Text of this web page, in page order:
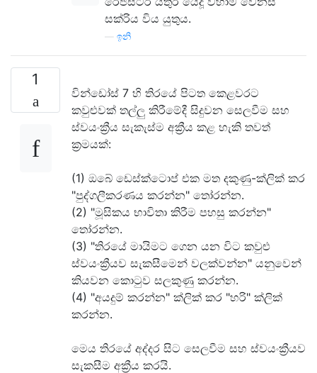
සක්රිය විය යුතුය.
ඉනි
1
වින්ඩෝස් 7 හි තිරයේ පිටත කෙළවරට
කවුළුවක් තල්ලු කිරීමේදී සිදුවන සෙලවීම සහ
ස්වයංක්‍රීය සැකැස්ම අක්‍රීය කළ හැකි තවත්
ක්‍රමයක්:
(1) ඔබේ ඩෙස්ක්ටොප් එක මත දකුණු-ක්ලික් කර
"පුද්ගලීකරණය කරන්න" තෝරන්න.
(2) "මූසිකය භාවිතා කිරීම පහසු කරන්න"
තෝරන්න.
(3) "තිරයේ මායිමට ගෙන යන විට කවුළු
ස්වයංක්‍රීයව සැකසීමෙන් වලක්වන්න" යනුවෙන්
කියවන කොටුව සලකුණු කරන්න.
(4) "අයදුම් කරන්න" ක්ලික් කර "හරි" ක්ලික්
කරන්න.
මෙය තිරයේ අද්දර සිට සෙලවීම සහ ස්වයංක්‍රීයව
සැකසීම අක්‍රීය කරයි.